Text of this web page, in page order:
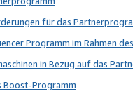
für das
Programm im Rahmen
in Bezug auf das
Boost-Programm